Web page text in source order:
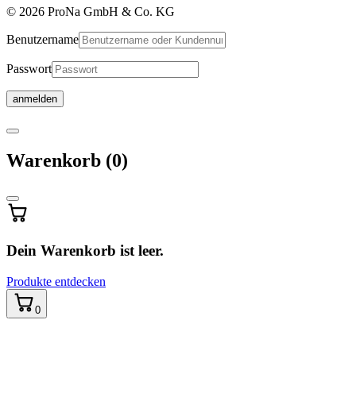
© 2026 ProNa GmbH & Co. KG
Benutzername
Passwort
Warenkorb
wird
…
Warenkorb (0)
Dein Warenkorb ist leer.
Produkte entdecken
0